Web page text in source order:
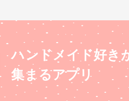
ハンドメイド好き
集まるアプリ